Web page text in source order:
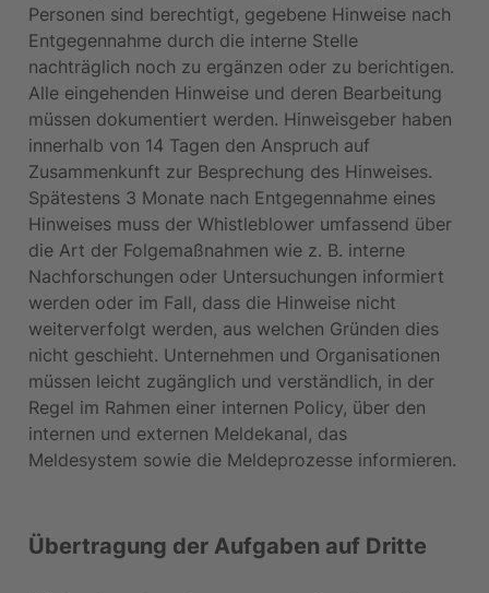
Personen sind berechtigt, gegebene Hinweise nach
Entgegennahme durch die interne Stelle
nachträglich noch zu ergänzen oder zu berichtigen.
Alle eingehenden Hinweise und deren Bearbeitung
müssen dokumentiert werden. Hinweisgeber haben
innerhalb von 14 Tagen den Anspruch auf
Zusammenkunft zur Besprechung des Hinweises.
Spätestens 3 Monate nach Entgegennahme eines
Hinweises muss der Whistleblower umfassend über
die Art der Folgemaßnahmen wie z. B. interne
Nachforschungen oder Untersuchungen informiert
werden oder im Fall, dass die Hinweise nicht
weiterverfolgt werden, aus welchen Gründen dies
nicht geschieht. Unternehmen und Organisationen
müssen leicht zugänglich und verständlich, in der
Regel im Rahmen einer internen Policy, über den
internen und externen Meldekanal, das
Meldesystem sowie die Meldeprozesse informieren.
Übertragung der Aufgaben auf Dritte